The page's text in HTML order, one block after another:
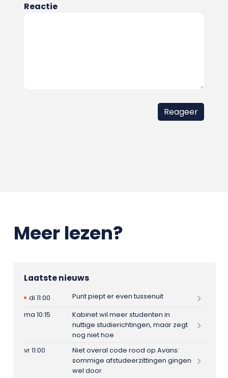
Reactie
Meer lezen?
Laatste nieuws
di 11:00
Punt piept er even tussenuit
ma 10:15
Kabinet wil meer studenten in
nuttige studierichtingen, maar zegt
nog niet hoe
vr 11:00
Niet overal code rood op Avans:
sommige afstudeerzittingen gingen
wel door